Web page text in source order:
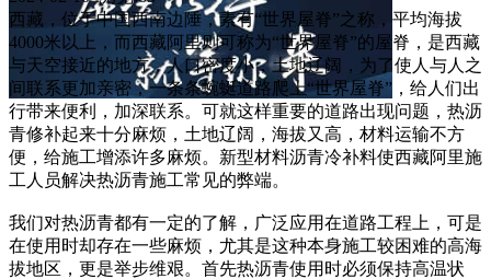
西藏，位于中国西南边陲，素有“世界屋脊”之称，平均海拔
4000米以上，而西藏阿里则可称为“世界屋脊”的屋脊，是西藏
与天空接近的地方，人口密度小，土地辽阔，为了使人与人之
间联系更加亲密，一条条蜿蜒道路爬上“世界屋脊”，给人们出
行带来便利，加深联系。可就这样重要的道路出现问题，热沥
青修补起来十分麻烦，土地辽阔，海拔又高，材料运输不方
便，给施工增添许多麻烦。新型材料沥青冷补料使西藏阿里施
工人员解决热沥青施工常见的弊端。
我们对热沥青都有一定的了解，广泛应用在道路工程上，可是
在使用时却存在一些麻烦，尤其是这种本身施工较困难的高海
拔地区，更是举步维艰。首先热沥青使用时必须保持高温状